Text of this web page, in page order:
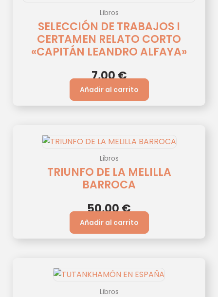
Libros
SELECCIÓN DE TRABAJOS I
CERTAMEN RELATO CORTO
«CAPITÁN LEANDRO ALFAYA»
7,00€
Añadir al carrito
Libros
TRIUNFO DE LA MELILLA
BARROCA
50,00€
Añadir al carrito
Libros